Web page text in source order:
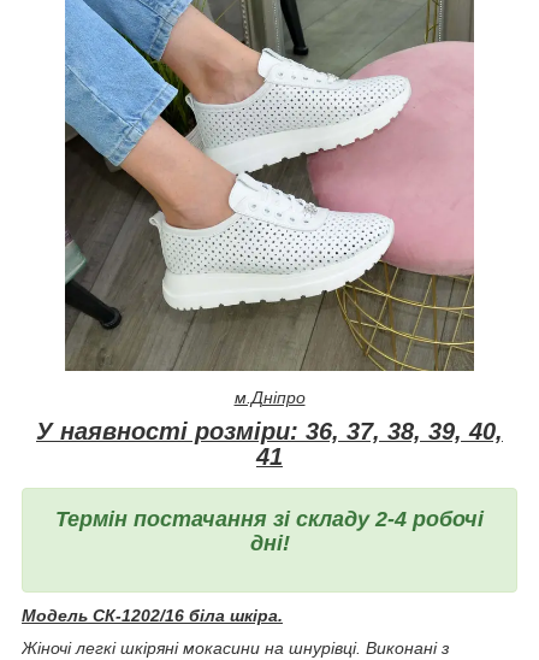
м.Дніпро
У наявності розміри: 36, 37, 38, 39, 40,
41
Термін постачання зі складу 2-4 робочі
дні!
Модель СК-1202/16 біла шкіра.
Жіночі легкі шкіряні мокасини на шнурівці. Виконані з